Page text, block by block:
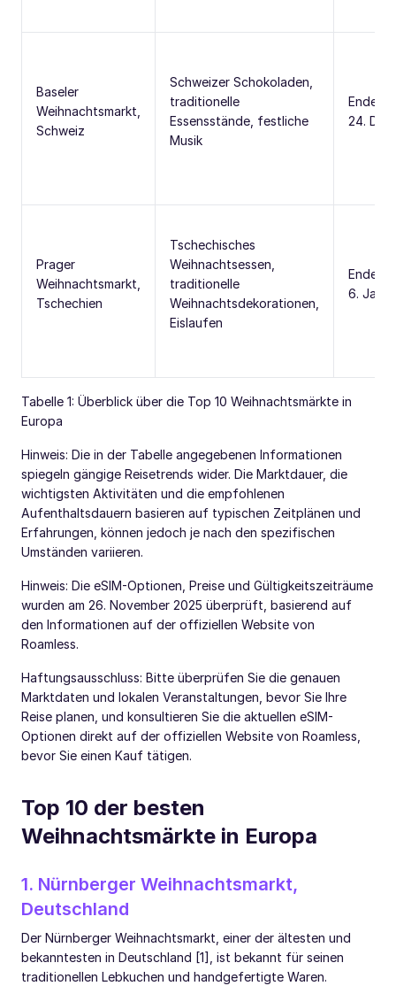
Baseler
Weihnachtsmarkt,
Schweiz
Schweizer Schokoladen,
traditionelle
Essensstände, festliche
Musik
Ende
24. Dez
Prager
Weihnachtsmarkt,
Tschechien
Tschechisches
Weihnachtsessen,
traditionelle
Weihnachtsdekorationen,
Eislaufen
Ende
6. Jan
Tabelle 1: Überblick über die Top 10 Weihnachtsmärkte in
Europa
Hinweis: Die in der Tabelle angegebenen Informationen
spiegeln gängige Reisetrends wider. Die Marktdauer, die
wichtigsten Aktivitäten und die empfohlenen
Aufenthaltsdauern basieren auf typischen Zeitplänen und
Erfahrungen, können jedoch je nach den spezifischen
Umständen variieren.
Hinweis: Die eSIM-Optionen, Preise und Gültigkeitszeiträume
wurden am 26. November 2025 überprüft, basierend auf
den Informationen auf der offiziellen Website von
Roamless.
Haftungsausschluss: Bitte überprüfen Sie die genauen
Marktdaten und lokalen Veranstaltungen, bevor Sie Ihre
Reise planen, und konsultieren Sie die aktuellen eSIM-
Optionen direkt auf der offiziellen Website von Roamless,
bevor Sie einen Kauf tätigen.
Top 10 der besten
Weihnachtsmärkte in Europa
1. Nürnberger Weihnachtsmarkt,
Deutschland
Der Nürnberger Weihnachtsmarkt, einer der ältesten und
bekanntesten in Deutschland [1], ist bekannt für seinen
traditionellen Lebkuchen und handgefertigte Waren.